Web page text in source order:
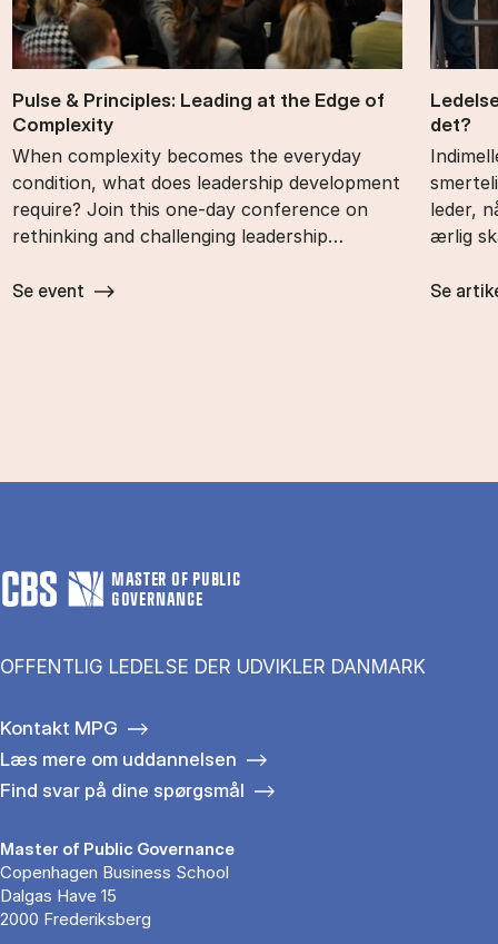
Pul­se & Prin­cip­les: Le­a­ding at the Edge of
Com­ple­xi­ty
When complexity becomes the everyday
condition, what does leadership development
require? Join this one-day conference on
rethinking and challenging leadership…
Se event
det?
leder,
ærlig
Se
MASTER OF PUBLIC
GOVERNANCE
OFFENTLIG LEDELSE DER UDVIKLER DANMARK
Kontakt MPG
Læs mere om uddannelsen
Find svar på dine spørgsmål
Master of Public Governance
Copenhagen Business School
Dalgas Have 15
2000 Frederiksberg